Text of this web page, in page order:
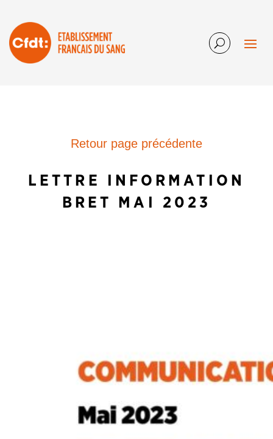
Retour page précédente
LETTRE INFORMATION
BRET MAI 2023